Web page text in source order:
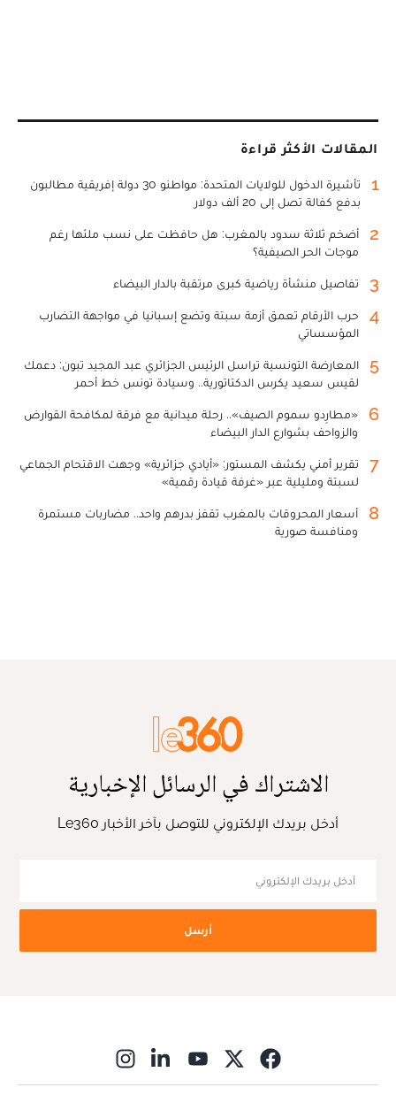
المقالات الأكثر قراءة
1
تأشيرة الدخول للولايات المتحدة: مواطنو 30 دولة إفريقية مطالبون
بدفع كفالة تصل إلى 20 ألف دولار
2
أضخم ثلاثة سدود بالمغرب: هل حافظت على نسب ملئها رغم
موجات الحر الصيفية؟
3 تفاصيل منشأة رياضية كبرى مرتقبة بالدار البيضاء
4
حرب الأرقام تعمق أزمة سبتة وتضع إسبانيا في مواجهة التضارب
المؤسساتي
5
المعارضة التونسية تراسل الرئيس الجزائري عبد المجيد تبون: دعمك
لقيس سعيد يكرس الدكتاتورية.. وسيادة تونس خط أحمر
6
«مطارِدو سموم الصيف».. رحلة ميدانية مع فرقة لمكافحة القوارض
والزواحف بشوارع الدار البيضاء
7
تقرير أمني يكشف المستور: «أيادي جزائرية» وجهت الاقتحام الجماعي
لسبتة ومليلية عبر «غرفة قيادة رقمية»
8
أسعار المحروقات بالمغرب تقفز بدرهم واحد.. مضاربات مستمرة
ومنافسة صورية
الاشتراك في الرسائل الإخبارية
أدخل بريدك الإلكتروني للتوصل بآخر الأخبار Le360
أرسل